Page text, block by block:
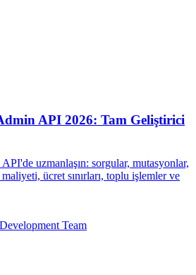
API 2026: Tam Geliştirici
uzmanlaşın: sorgular, mutasyonlar,
ücret sınırları, toplu işlemler ve
Team